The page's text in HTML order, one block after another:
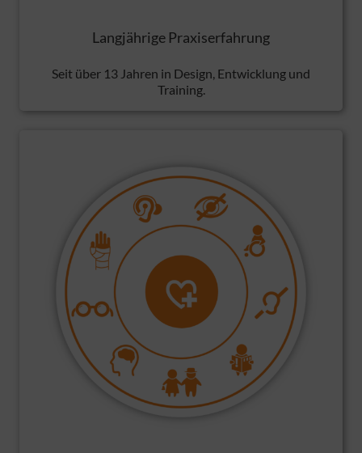
Langjährige Praxiserfahrung
Seit über 13 Jahren in Design, Entwicklung und
Training.